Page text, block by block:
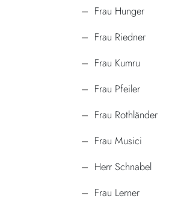
Frau Hunger
Frau Riedner
Frau Kumru
Frau Pfeiler
Frau Rothländer
Frau Musici
Herr Schnabel
Frau Lerner